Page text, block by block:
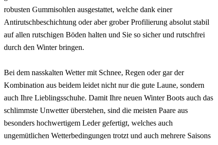
robusten Gummisohlen ausgestattet, welche dank einer
Antirutschbeschichtung oder aber grober Profilierung absolut stabil
auf allen rutschigen Böden halten und Sie so sicher und rutschfrei
durch den Winter bringen.
Bei dem nasskalten Wetter mit Schnee, Regen oder gar der
Kombination aus beidem leidet nicht nur die gute Laune, sondern
auch Ihre Lieblingsschuhe. Damit Ihre neuen Winter Boots auch das
schlimmste Unwetter überstehen, sind die meisten Paare aus
besonders hochwertigem Leder gefertigt, welches auch
ungemütlichen Wetterbedingungen trotzt und auch mehrere Saisons